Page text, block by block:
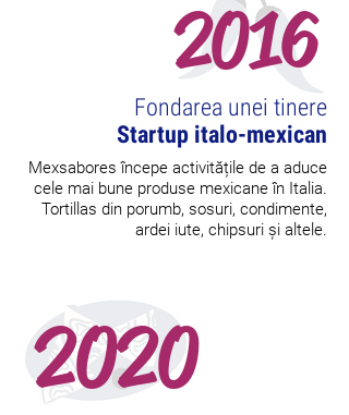
2016
Fondarea unei tinere
Startup italo-mexican
Mexsabores începe activitățile de a aduce
cele mai bune produse mexicane în Italia.
Tortillas din porumb, sosuri, condimente,
ardei iute, chipsuri și altele.
2020